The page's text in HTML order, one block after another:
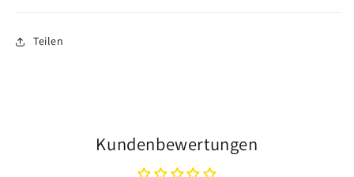
Teilen
Kundenbewertungen